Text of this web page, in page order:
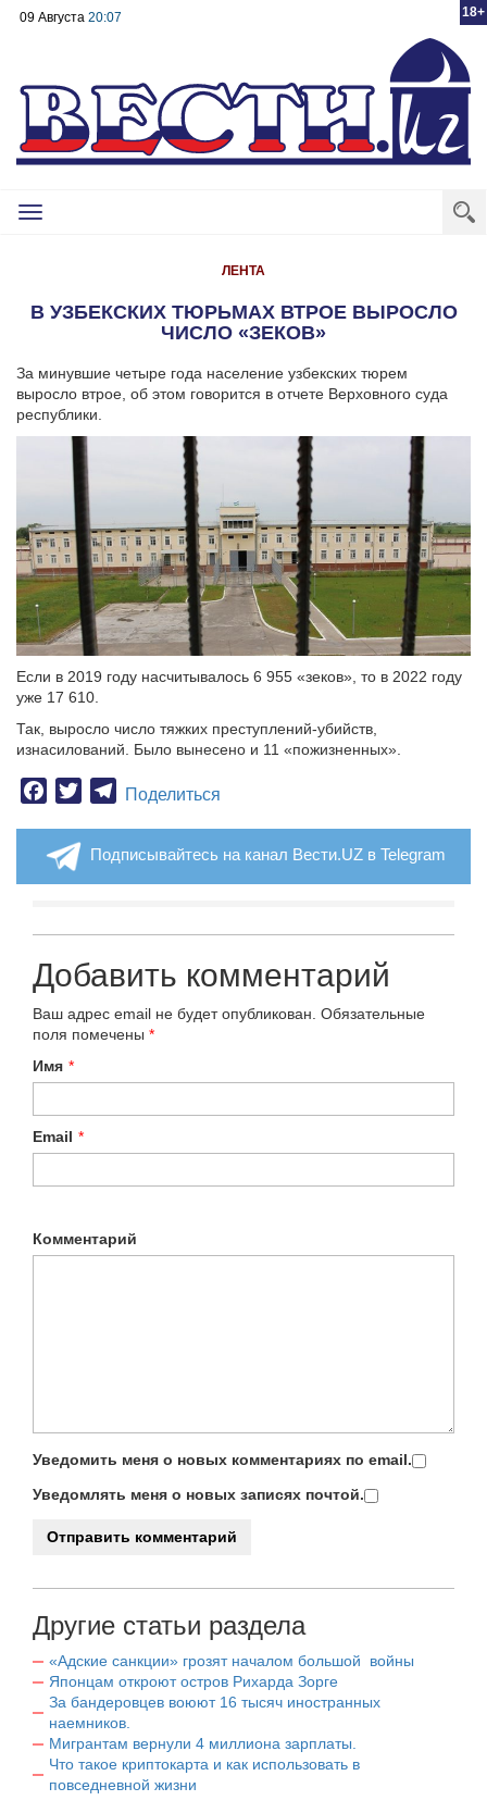
18+
09 Августа 20:07
Toggle
ЛЕНТА
В УЗБЕКСКИХ ТЮРЬМАХ ВТРОЕ ВЫРОСЛО
ЧИСЛО «ЗЕКОВ»
За минувшие четыре года население узбекских тюрем
выросло втрое, об этом говорится в отчете Верховного суда
республики.
Если в 2019 году насчитывалось 6 955 «зеков», то в 2022 году
уже 17 610.
Так, выросло число тяжких преступлений-убийств,
изнасилований. Было вынесено и 11 «пожизненных».
Facebook
TwitterTelegram
Поделиться
Подписывайтесь на канал Вести.UZ в Telegram
Добавить комментарий
Ваш адрес email не будет опубликован. Обязательные
поля помечены *
Имя *
Email *
Комментарий
Уведомить меня о новых комментариях по email.
Уведомлять меня о новых записях почтой.
Другие статьи раздела
«Адские санкции» грозят началом большой войны
Японцам откроют остров Рихарда Зорге
За бандеровцев воюют 16 тысяч иностранных
наемников.
Мигрантам вернули 4 миллиона зарплаты.
Что такое криптокарта и как использовать в
повседневной жизни